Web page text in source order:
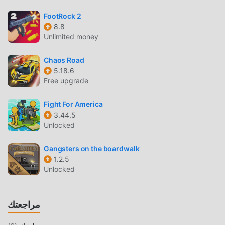
CHU باعتبارها لعبة شائعة action ، ساعدته طريقة اللعب الفريدة
في كسب عدد كبير من المعجبين حول العالم. على عكس الألعاب
التقليدية action ، في CHU ، ما عليك سوى متابعة البرنامج
التعليمي للمبتدئين ، بحيث يمكنك بسهولة بدء اللعبة بأكملها
والاستمتاع بالبهجة التي توفرها فئة الألعاب الكلاسيكية action
خاصة لعشاق الألعاب action ، مما يتيح لك التواصل والمشاركة مع
جميع عشاق الألعاب action من جميع أنحاء العالم ، ماذا تنتظر ،
انضم إلى moddroid و استمتع بلعبة action مع كل الشركاء
الكثير من action معجبين ، وبالمقارنة مع فئة الألعاب التقليدية
FootRock 2
8.8
Unlimited money
Chaos Road
5.18.6
Free upgrade
Fight For America
3.44.5
Unlocked
Gangsters on the boardwalk
1.2.5
Unlocked
مراجعتك